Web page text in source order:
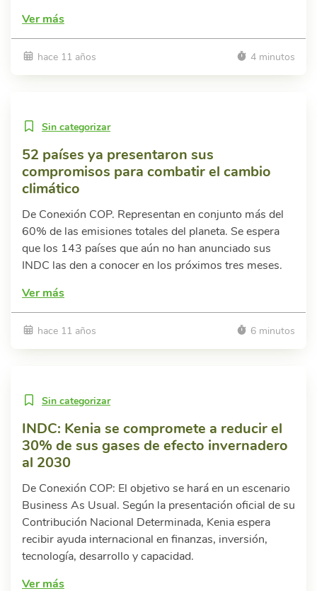
Ver más
hace 11 años 4 minutos
Sin categorizar
52 países ya presentaron sus
compromisos para combatir el cambio
climático
De Conexión COP. Representan en conjunto más del
60% de las emisiones totales del planeta. Se espera
que los 143 países que aún no han anunciado sus
INDC las den a conocer en los próximos tres meses.
Ver más
hace 11 años 6 minutos
Sin categorizar
INDC: Kenia se compromete a reducir el
30% de sus gases de efecto invernadero
al 2030
De Conexión COP: El objetivo se hará en un escenario
Business As Usual. Según la presentación oficial de su
Contribución Nacional Determinada, Kenia espera
recibir ayuda internacional en finanzas, inversión,
tecnología, desarrollo y capacidad.
Ver más